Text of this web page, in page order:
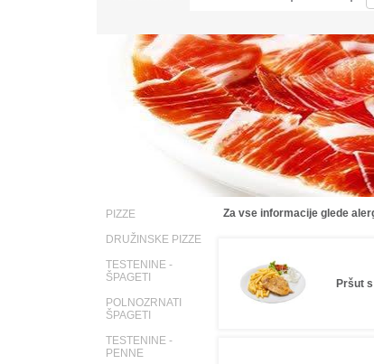
PIZZE
DRUŽINSKE PIZZE
TESTENINE -
ŠPAGETI
POLNOZRNATI
ŠPAGETI
TESTENINE -
PENNE
Za vse informacije glede
Pršut